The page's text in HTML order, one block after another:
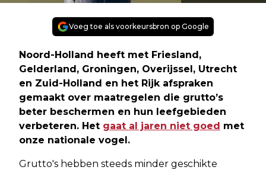
Voeg toe als voorkeursbron op Google
Noord-Holland heeft met Friesland,
Gelderland, Groningen, Overijssel, Utrecht
en Zuid-Holland en het Rijk afspraken
gemaakt over maatregelen die grutto’s
beter beschermen en hun leefgebieden
verbeteren. Het gaat al jaren niet goed met
onze nationale vogel.
Grutto's hebben steeds minder geschikte